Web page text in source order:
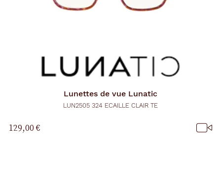
Lunettes de vue Lunatic
LUN2505 324 ECAILLE CLAIR TE
129,00 €